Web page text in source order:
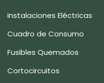
Instalaciones Eléctricas
Cuadro de Consumo
Fusibles Quemados
Cortocircuitos